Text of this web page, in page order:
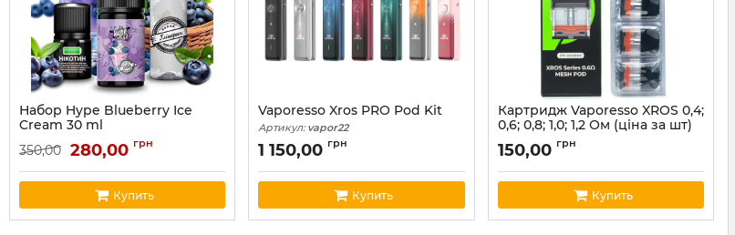
Набор Hype Blueberry Ice
Cream 30 ml
Артикул: hype59
350,00 280,00 грн
Купить
Vaporesso Xros PRO Pod Kit
Артикул:vapor22
1 150,00 грн
Купить
Картридж Vaporesso XROS 0,4;
0,6; 0,8; 1,0; 1,2 Ом (ціна за шт)
Артикул:vapor02
150,00 грн
Купить